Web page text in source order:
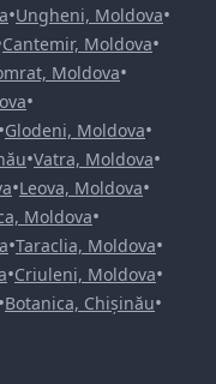
•Ungheni, Moldova•
Cantemir, Moldova•
Moldova•
•
•Glodeni, Moldova•
•Vatra, Moldova•
•Leova, Moldova•
Moldova•
•Taraclia, Moldova•
•Criuleni, Moldova•
•Botanica, Chișinău•